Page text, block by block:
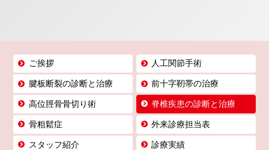
ご挨拶 人工関節手術
腱板断裂の診断と治療 前十字靭帯の治療
高位脛骨骨切り術 脊椎疾患の診断と治療
骨粗鬆症 外来診療担当表
スタッフ紹介 診療実績